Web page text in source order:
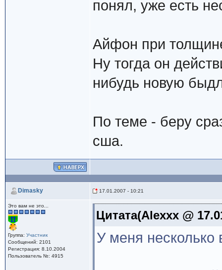
понял, уже есть
Айфон при
Ну тогда он
нибудь новую
По теме - беру
сша.
Dimasky 17.01.2007 - 10:21
Это вам не это...
Группа: Участник
Сообщений: 2101
Регистрация: 8.10.2004
Пользователь №: 4915
Цитата(Alexxx @
У меня несколько